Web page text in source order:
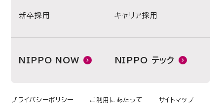
新卒採用 キャリア採用
NIPPO NOW NIPPO テック
プライバシーポリシー ご利用にあたって サイトマップ